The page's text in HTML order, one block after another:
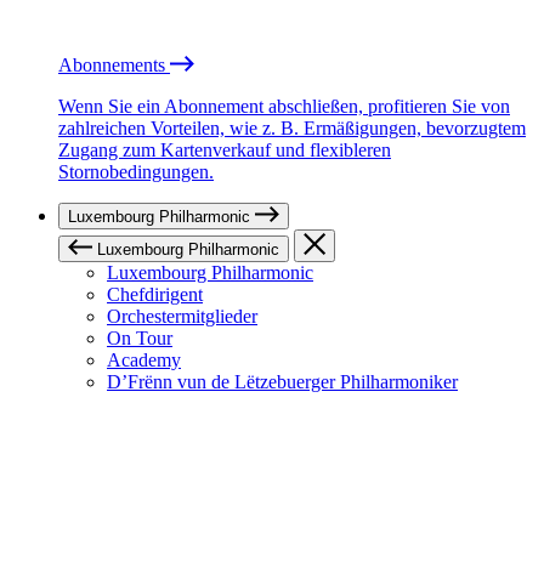
Abonnements
Wenn Sie ein Abonnement abschließen, profitieren Sie von
zahlreichen Vorteilen, wie z. B. Ermäßigungen, bevorzugtem
Zugang zum Kartenverkauf und flexibleren
Stornobedingungen.
Luxembourg Philharmonic
Luxembourg Philharmonic
Luxembourg Philharmonic
Chefdirigent
Orchestermitglieder
On Tour
Academy
D’Frënn vun de Lëtzebuerger Philharmoniker